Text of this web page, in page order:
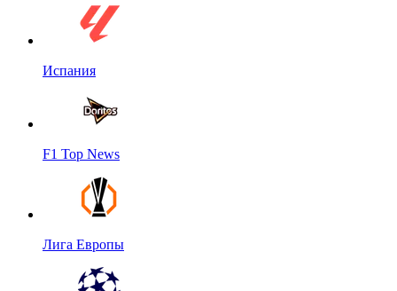
Испания
F1 Top News
Лига Европы